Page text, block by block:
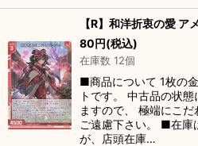
【R】和洋折衷の愛
80円(税込)
在庫数 12個
■商品について 1枚の
トです。 中古品の状
ますので、 極端にこ
ご遠慮下さい。 ■在庫
が、店頭在庫…